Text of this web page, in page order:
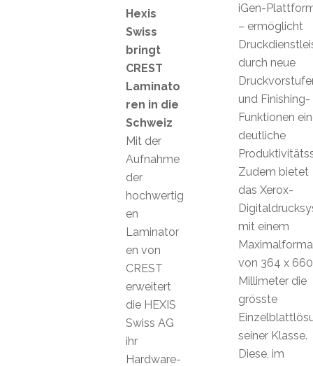
iGen-
– ermöglicht
durch neue
und Finishing-
Funktionen
deutliche
Zudem bietet
das Xerox-
mit einem
von 364 x 660
Millimeter die
grösste
seiner Klasse.
Diese, im
Hexis
Swiss
bringt
CREST
Laminato
ren in die
Schweiz
Mit der
Aufnahme
der
hochwertig
en
Laminator
en von
CREST
erweitert
die HEXIS
Swiss AG
ihr
Hardware-